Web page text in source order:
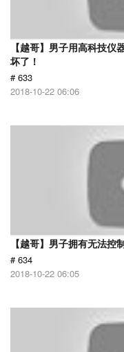
【越哥】男子用高科技
坏了！
# 633
2018-10-22 06:06
【越哥】男子拥有无法控
# 634
2018-10-22 06:05